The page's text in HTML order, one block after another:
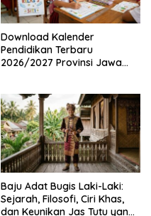
Download Kalender
Pendidikan Terbaru
2026/2027 Provinsi Jawa
Manfaatnya
Baju Adat Bugis Laki-Laki:
Sejarah, Filosofi, Ciri Khas,
dan Keunikan Jas Tutu yang